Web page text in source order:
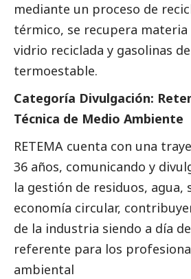
mediante un proceso de
térmico, se recupera
vidrio reciclada y gasolinas
termoestable.
Categoría Divulgación:
Técnica de Medio Ambiente
RETEMA cuenta con una
36 años, comunicando y
la gestión de residuos, agua,
economía circular,
de la industria siendo a día
referente para los
ambiental